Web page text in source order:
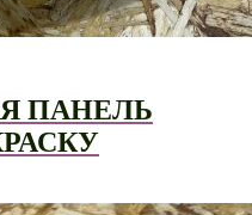
ПАНЕЛЬ